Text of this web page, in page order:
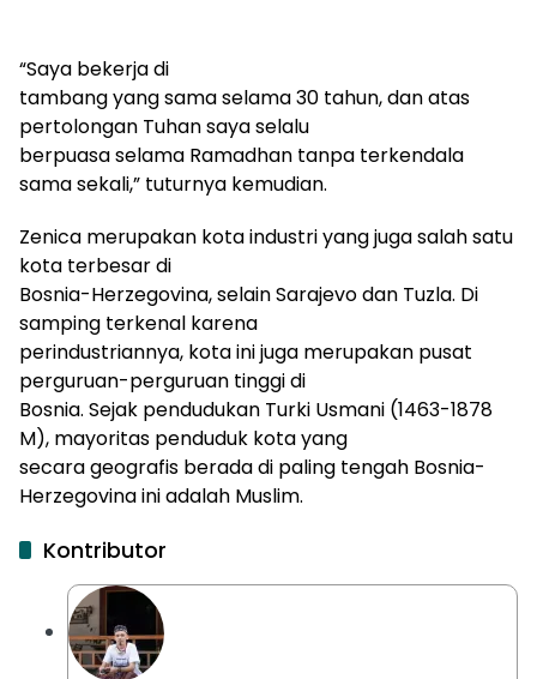
“Saya bekerja di
tambang yang sama selama 30 tahun,dan atas
pertolongan Tuhan saya selalu
berpuasa selama Ramadhan tanpa terkendala
sama sekali,” tuturnya kemudian.
Zenica merupakan kota industri yang juga salah satu
kota terbesar di
Bosnia-Herzegovina, selain Sarajevo dan Tuzla. Di
samping terkenal karena
perindustriannya, kota ini juga merupakan pusat
perguruan-perguruan tinggi di
Bosnia. Sejak pendudukan Turki Usmani (1463-1878
M), mayoritas penduduk kota yang
secara geografis berada di paling tengah Bosnia-
Herzegovina ini adalah Muslim.
Kontributor